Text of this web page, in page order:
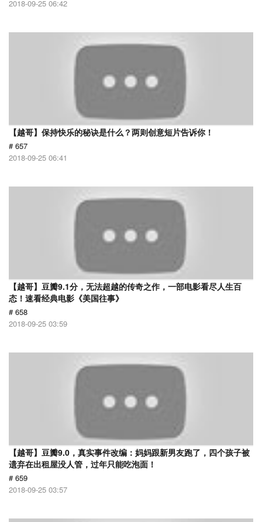
2018-09-25 06:42
【越哥】保持快乐的秘诀是什么？两则创意短片告诉你！
# 657
2018-09-25 06:41
【越哥】豆瓣9.1分，无法超越的传奇之作，一部电影看尽人生百
态！速看经典电影《美国往事》
# 658
2018-09-25 03:59
【越哥】豆瓣9.0，真实事件改编：妈妈跟新男友跑了，四个孩子被
遗弃在出租屋没人管，过年只能吃泡面！
# 659
2018-09-25 03:57